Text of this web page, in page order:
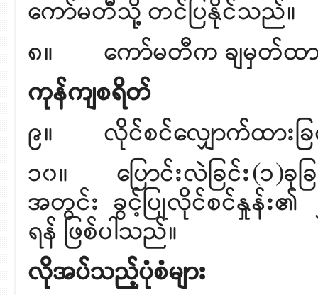
ကော်မတီသို့ တင်ပြနိုင်သည်။
၈။ ကော်မတီက ချမှတ်ထ
ကုန်ကျစရိတ်
၉။ လိုင်စင်လျှောက်ထားခ
၁၀။ ပြောင်းလဲခြင်း(၁)
အတွင်း ခွင့်ပြုလိုင်စင်နှုန်း၏
ရန် ဖြစ်ပါသည်။
လိုအပ်သည့်ပုံစံများ